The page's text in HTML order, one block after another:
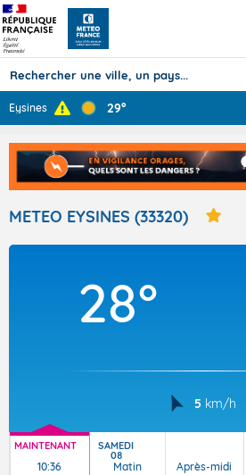
TOUS LES
Articles
Eysines 29°
METEO EYSINES (33320)
28°
5 km/h
MAINTENANT
10:36
SAMEDI
08
Matin Après-midi